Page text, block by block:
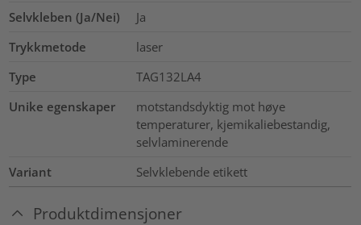
Selvkleben (Ja/Nei)
Ja
Trykkmetode
laser
Type
TAG132LA4
Unike egenskaper
motstandsdyktig mot høye
temperaturer, kjemikaliebestandig,
selvlaminerende
Variant
Selvklebende etikett
Produktdimensjoner